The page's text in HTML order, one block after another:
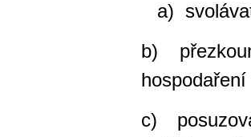
a) svolávat
b)
c)